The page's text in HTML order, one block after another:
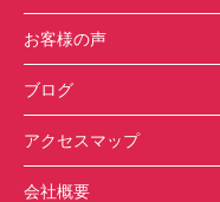
お客様の声
ブログ
アクセスマップ
会社概要